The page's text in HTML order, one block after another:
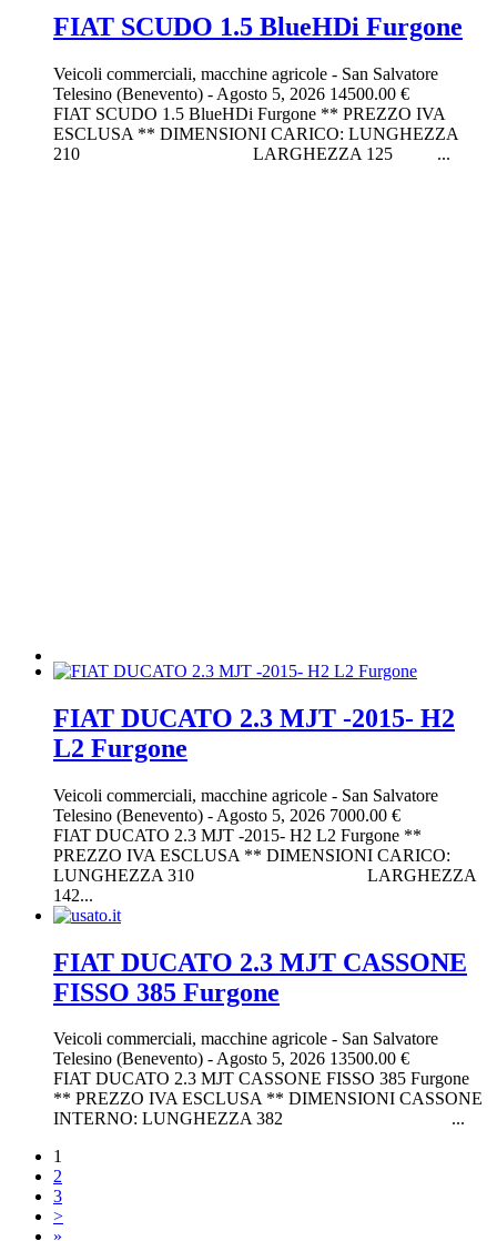
FIAT SCUDO 1.5 BlueHDi Furgone
Veicoli commerciali, macchine agricole - San Salvatore
Telesino (Benevento) - Agosto 5, 2026 14500.00 €
FIAT SCUDO 1.5 BlueHDi Furgone ** PREZZO IVA
ESCLUSA ** DIMENSIONI CARICO: LUNGHEZZA
210 LARGHEZZA 125 ...
FIAT DUCATO 2.3 MJT -2015- H2
L2 Furgone
Veicoli commerciali, macchine agricole - San Salvatore
Telesino (Benevento) - Agosto 5, 2026 7000.00 €
FIAT DUCATO 2.3 MJT -2015- H2 L2 Furgone **
PREZZO IVA ESCLUSA ** DIMENSIONI CARICO:
LUNGHEZZA 310 LARGHEZZA
142...
FIAT DUCATO 2.3 MJT CASSONE
FISSO 385 Furgone
Veicoli commerciali, macchine agricole - San Salvatore
Telesino (Benevento) -Agosto 5, 2026 13500.00 €
FIAT DUCATO 2.3 MJT CASSONE FISSO 385 Furgone
** PREZZO IVA ESCLUSA ** DIMENSIONI CASSONE
INTERNO: LUNGHEZZA 382 ...
1
2
3
>
»